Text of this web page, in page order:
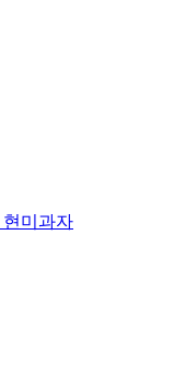
현미과자